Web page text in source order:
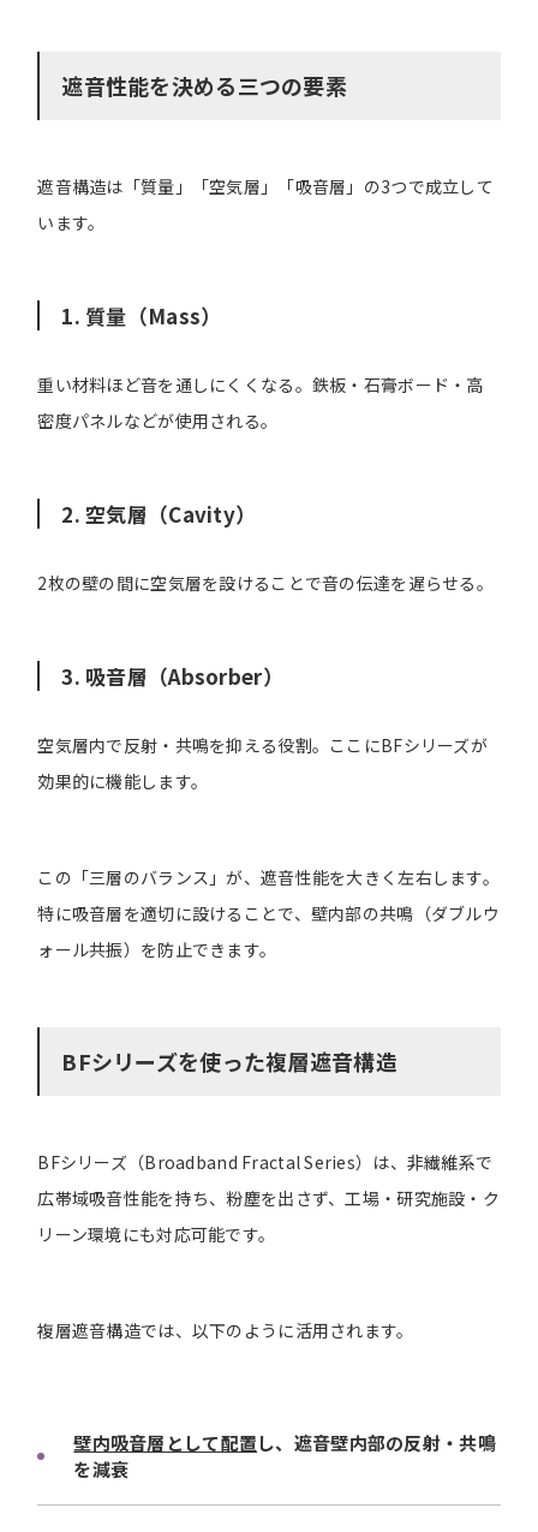
遮音性能を決める三つの要素
遮音構造は「質量」「空気層」「吸音層」の3つで成立して
います。
1. 質量（Mass）
重い材料ほど音を通しにくくなる。鉄板・石膏ボード・高
密度パネルなどが使用される。
2. 空気層（Cavity）
2枚の壁の間に空気層を設けることで音の伝達を遅らせる。
3. 吸音層（Absorber）
空気層内で反射・共鳴を抑える役割。ここにBFシリーズが
効果的に機能します。
この「三層のバランス」が、遮音性能を大きく左右します。
特に吸音層を適切に設けることで、壁内部の共鳴（ダブルウ
ォール共振）を防止できます。
BFシリーズを使った複層遮音構造
BFシリーズ（Broadband Fractal Series）は、非繊維系で
広帯域吸音性能を持ち、粉塵を出さず、工場・研究施設・ク
リーン環境にも対応可能です。
複層遮音構造では、以下のように活用されます。
壁内吸音層として配置し、遮音壁内部の反射・共鳴
を減衰